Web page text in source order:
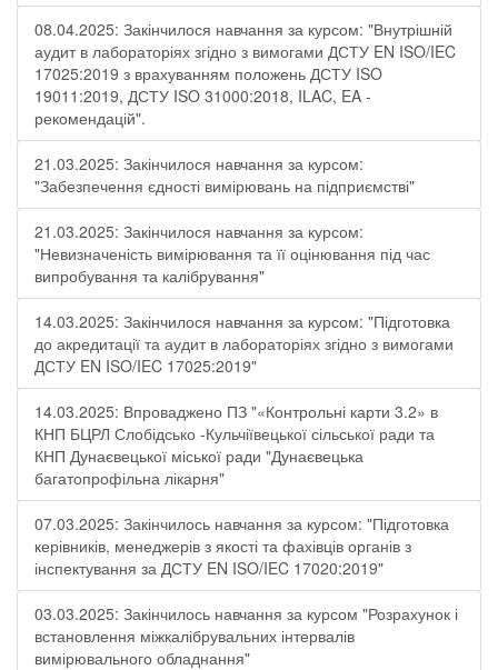
08.04.2025: Закінчилося навчання за курсом: "Внутрішній
аудит в лабораторіях згідно з вимогами ДСТУ EN ISO/IEC
17025:2019 з врахуванням положень ДСТУ ISO
19011:2019, ДСТУ ISO 31000:2018, ILAC, EA -
рекомендацій".
21.03.2025: Закінчилося навчання за курсом:
"Забезпечення єдності вимірювань на підприємстві"
21.03.2025: Закінчилося навчання за курсом:
"Невизначеність вимірювання та її оцінювання під час
випробування та калібрування"
14.03.2025: Закінчилося навчання за курсом: "Підготовка
до акредитації та аудит в лабораторіях згідно з вимогами
ДСТУ EN ISO/IEC 17025:2019"
14.03.2025: Впроваджено ПЗ "«Контрольні карти 3.2» в
КНП БЦРЛ Слобідсько -Кульчіївецької сільської ради та
КНП Дунаєвецької міської ради "Дунаєвецька
багатопрофільна лікарня"
07.03.2025: Закінчилось навчання за курсом: "Підготовка
керівників, менеджерів з якості та фахівців органів з
інспектування за ДСТУ EN ISO/IEC 17020:2019"
03.03.2025: Закінчилось навчання за курсом "Розрахунок і
встановлення міжкалібрувальних інтервалів
вимірювального обладнання"